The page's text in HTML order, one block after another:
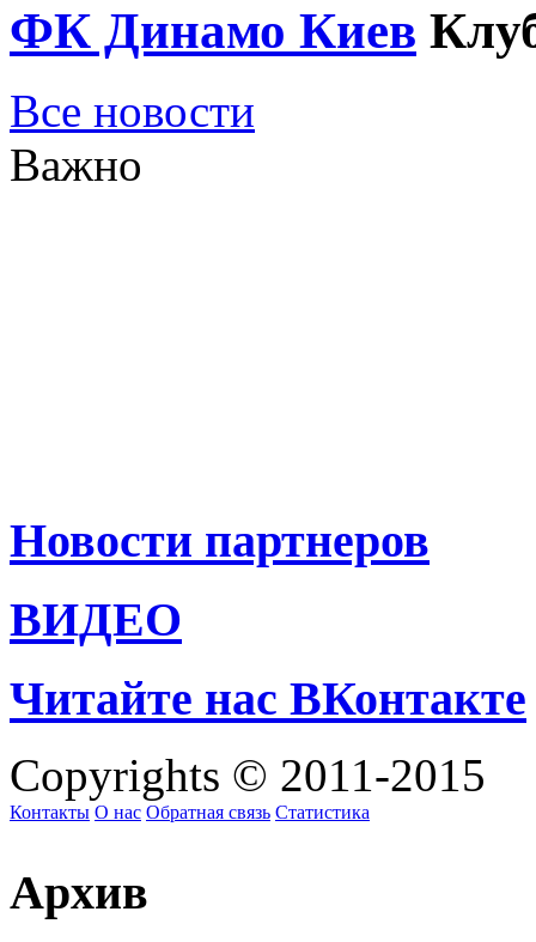
ФК Динамо Киев
Все новости
Важно
Новости партнеров
ВИДЕО
Читайте нас ВКонтакте
Copyrights © 2011-2015
Контакты О нас Обратная связь Статистика
Архив